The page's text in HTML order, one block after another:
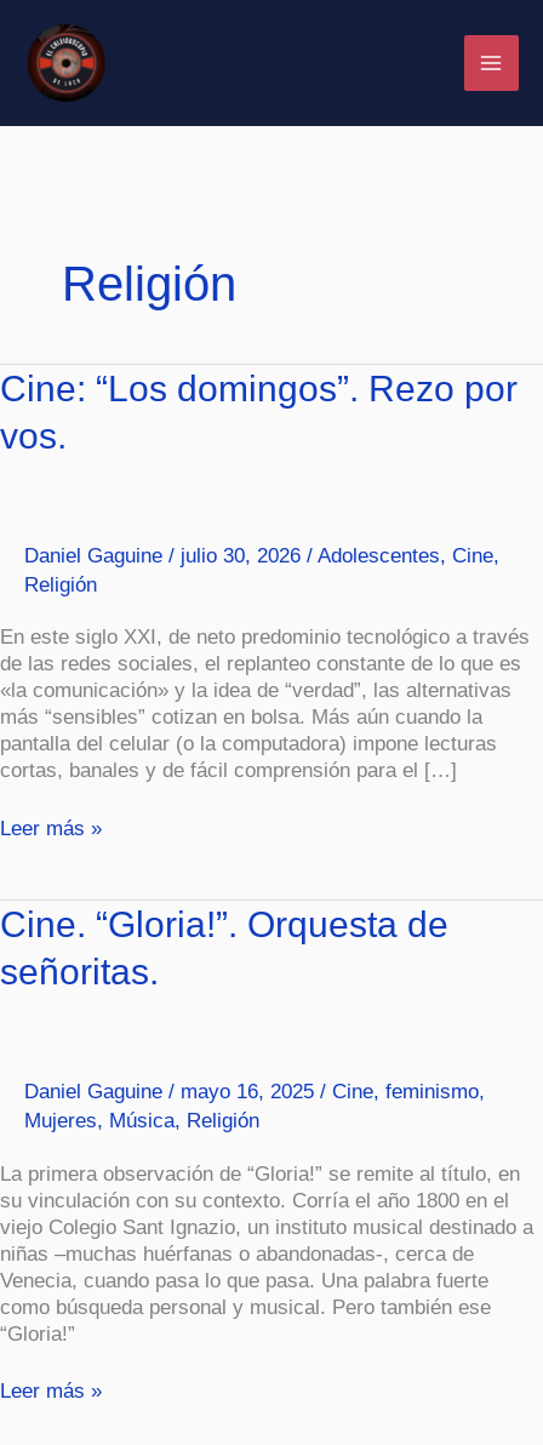
contenido
Religión
Cine: “Los domingos”. Rezo por
vos.
Daniel Gaguine / julio 30, 2026 / Adolescentes, Cine,
Religión
En este siglo XXI, de neto predominio tecnológico a través
de las redes sociales, el replanteo constante de lo que es
«la comunicación» y la idea de “verdad”, las alternativas
más “sensibles” cotizan en bolsa. Más aún cuando la
pantalla del celular (o la computadora) impone lecturas
cortas, banales y de fácil comprensión para el […]
Cine:
“Los
domingos”.
Rezo
Leer más »
Cine. “Gloria!”. Orquesta de
señoritas.
Daniel Gaguine / mayo 16, 2025 / Cine, feminismo,
Mujeres, Música, Religión
La primera observación de “Gloria!” se remite al título, en
su vinculación con su contexto. Corría el año 1800 en el
viejo Colegio Sant Ignazio, un instituto musical destinado a
niñas –muchas huérfanas o abandonadas-, cerca de
Venecia, cuando pasa lo que pasa. Una palabra fuerte
como búsqueda personal y musical. Pero también ese
“Gloria!”
Cine.
“Gloria!”.
Orquesta
Leer más »